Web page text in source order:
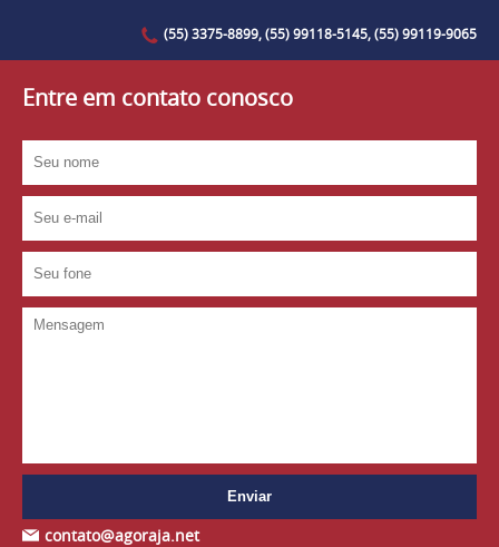
(55) 3375-8899, (55) 99118-5145, (55) 99119-9065
Entre em contato conosco
contato@agoraja.net